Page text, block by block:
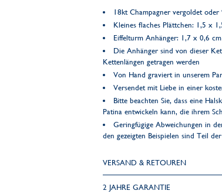
18kt Champagner vergoldet oder
Kleines flaches Plättchen: 1,5 x
Eiffelturm Anhänger: 1,7 x 0,6
Die Anhänger sind von dieser
Kettenlängen getragen werden
Von Hand graviert in unserem
Versendet mit Liebe in einer
Bitte beachten Sie, dass eine
Patina entwickeln kann, die ihrem
Geringfügige Abweichungen in
den gezeigten Beispielen sind Teil
VERSAND & RETOUREN
2 JAHRE GARANTIE